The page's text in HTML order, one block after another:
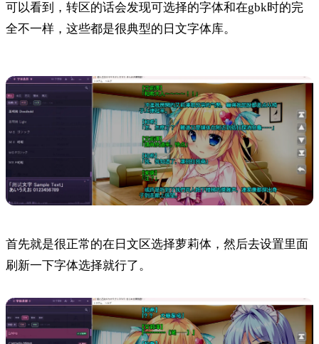
可以看到，转区的话会发现可选择的字体和在gbk时的完
全不一样，这些都是很典型的日文字体库。
首先就是很正常的在日文区选择萝莉体，然后去设置里面
刷新一下字体选择就行了。